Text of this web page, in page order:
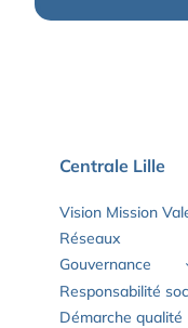
Centrale Lille
Vision Mission
Réseaux
Gouvernance
Responsabilité
Démarche qualité